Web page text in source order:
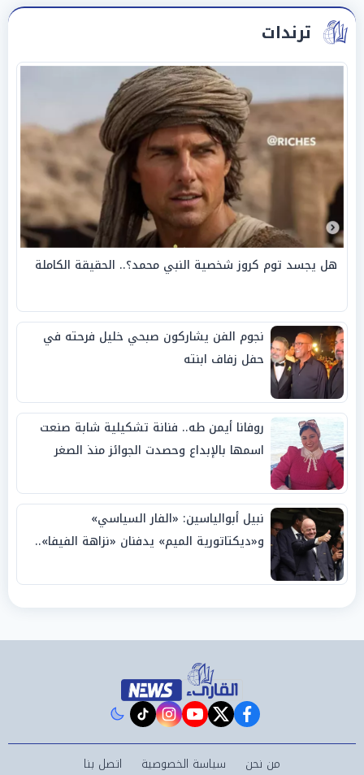
ترندات
هل يجسد توم كروز شخصية النبي محمد؟.. الحقيقة الكاملة
نجوم الفن يشاركون صبحي خليل فرحته في
حفل زفاف ابنته
روفانا أيمن طه.. فنانة تشكيلية شابة صنعت
اسمها بالإبداع وحصدت الجوائز منذ الصغر
نبيل أبوالياسين: «الفار السياسي»
و«ديكتاتورية الميم» يدفنان «نزاهة الفيفا»..
facebook
twitter
youtube
instagram
tiktok
من نحن سياسة الخصوصية اتصل بنا